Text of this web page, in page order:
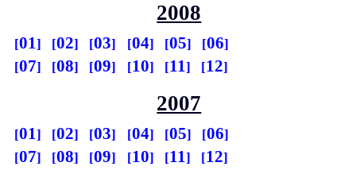
2008
01 02 03 04 05
06
07
08 09 10 11 12
2007
01 02 03 04 05
06
07
08 09 10 11 12